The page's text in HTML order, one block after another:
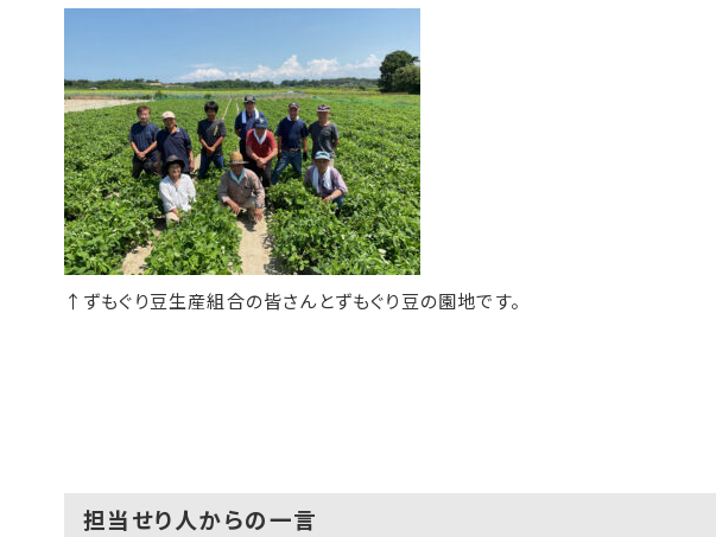
↑ずもぐり豆生産組合の皆さんとずもぐり豆の園地です。
担当せり人からの一言